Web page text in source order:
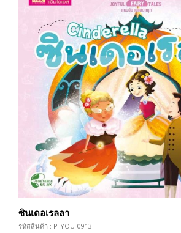
ซินเดอเรลลา
รหัสสินค้า : P-YOU-0913